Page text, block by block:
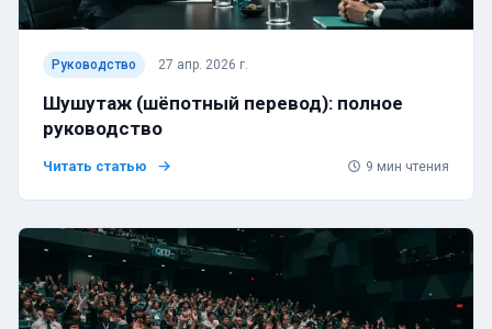
Руководство 27 апр. 2026 г.
Шушутаж (шёпотный перевод): полное
руководство
Читать статью 9 мин чтения